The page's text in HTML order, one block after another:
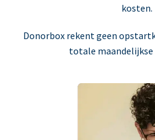
kosten.
Donorbox rekent geen
totale